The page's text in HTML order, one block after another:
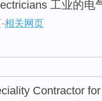
工业的电
-相关网页
Contractor for